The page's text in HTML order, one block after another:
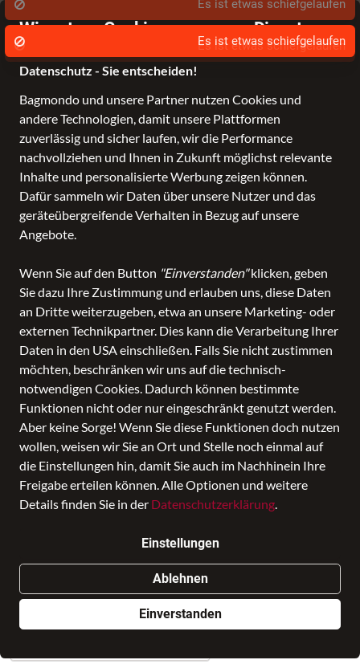
Wir nutzen Cookies um unsere Dienste zu
erbringen und zu verbessern.
Datenschutz - Sie entscheiden!
Bagmondo und unsere Partner nutzen Cookies und
andere Technologien, damit unsere Plattformen
zuverlässig und sicher laufen, wir die Performance
nachvollziehen und Ihnen in Zukunft möglichst relevante
Inhalte und personalisierte Werbung zeigen können.
Dafür sammeln wir Daten über unsere Nutzer und das
geräteübergreifende Verhalten in Bezug auf unsere
Angebote.
Wenn Sie auf den Button "Einverstanden"klicken, geben
Sie dazu Ihre Zustimmung und erlauben uns, diese Daten
an Dritte weiterzugeben, etwa an unsere Marketing- oder
externen Technikpartner. Dies kann die Verarbeitung Ihrer
Daten in den USA einschließen. Falls Sie nicht zustimmen
möchten, beschränken wir uns auf die technisch-
notwendigen Cookies. Dadurch können bestimmte
Funktionen nicht oder nur eingeschränkt genutzt werden.
Aber keine Sorge! Wenn Sie diese Funktionen doch nutzen
wollen, weisen wir Sie an Ort und Stelle noch einmal auf
die Einstellungen hin, damit Sie auch im Nachhinein Ihre
Freigabe erteilen können. Alle Optionen und weitere
Details finden Sie in der Datenschutzerklärung.
Einstellungen
Ablehnen
Einverstanden
Über 70.000 Angebote
Reise Business Freizeit Fashion & Lifestyle
American Tourister - CLOUDRIDER -
SPINNER L EXP TSA - stone blue
Preis
129,95 € inkl. MwSt., VersandGRATIS
Rothardt Lederin BAGMONDO